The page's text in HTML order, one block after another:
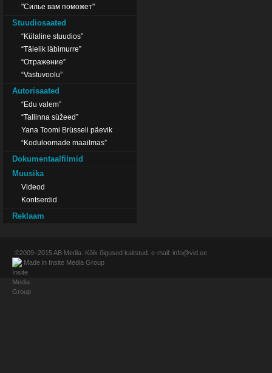
"Силье вам поможет"
Stuudiosaated
“Külaline stuudios”
“Täielik läbimurre”
“Отражение”
“Vastuvoolu”
Autorisaated
“Edu valem”
“Tallinna süžeed”
Yana Toomi Brüsseli päevik
“Koduloomade maailmas”
Dokumentaalfilmid
Muusika
Videod
Kontserdid
Reklaam
©2009–2015AB Media . Kõik õigused kaitstud. e-mail: info@vid.ee
Made in Insite Media Group